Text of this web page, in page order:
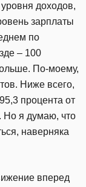
доходов,
зарплаты
по
– 100
По-моему,
Ниже всего,
процента от
Но я думаю, что
наверняка
вперед